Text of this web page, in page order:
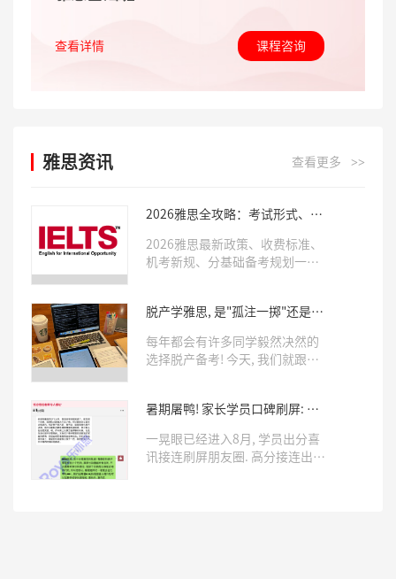
查看详情 课程咨询
雅思资讯 查看更多 >>
2026雅思全攻略：考试形式、费
2026雅思最新政策、收费标准、
机考新规、分基础备考规划一次
脱产学雅思, 是"孤注一掷"还是有
每年都会有许多同学毅然决然的
选择脱产备考! 今天, 我们就跟着
暑期屠鸭! 家长学员口碑刷屏: 就
一晃眼已经进入8月, 学员出分喜
讯接连刷屏朋友圈. 高分接连出